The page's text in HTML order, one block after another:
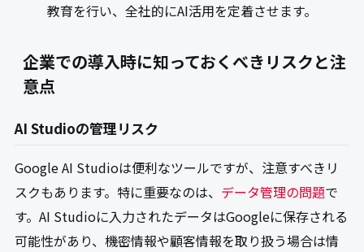
教育を行い、全社的にAI活用を定着させます。
企業での導入時に知っておくべきリスクと注
意点
AI Studioの管理リスク
Google AI Studioは便利なツールですが、注意すべきリ
スクもあります。特に重要なのは、 データ管理の問題で
す。AI Studioに入力されたデータはGoogleに保存される
可能性があり、機密情報や顧客情報を取り扱う場合は情